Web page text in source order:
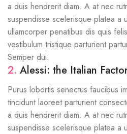
a duis hendrerit diam. A at nec
suspendisse scelerisque platea a
ullamcorper penatibus dis quis
vestibulum tristique parturient
Semper dui.
2. Alessi: the Italian
Purus lobortis senectus faucibus
tincidunt laoreet parturient
a duis hendrerit diam. A at nec
suspendisse scelerisque platea a